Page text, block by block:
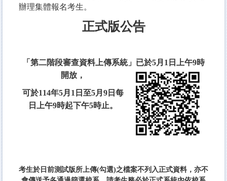
辦理集體報名考生。
正式版公告
「第二階段審查資料上傳系統」已於5月1日上午9時
開放，
可於114年5月1日至5月9日每
日上午9時起下午5時止。
考生於日前測試版所上傳(勾選)之檔案不列入正式資料，亦不